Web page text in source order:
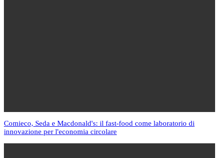
Comieco, Seda e Macdonald's: il fast-food come laboratorio di
innovazione per l'economia circolare